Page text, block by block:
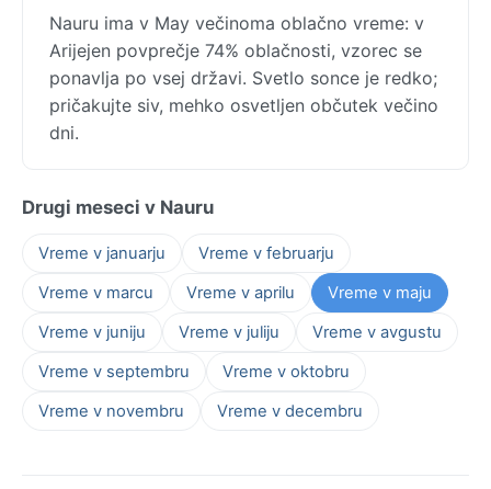
Nauru ima v May večinoma oblačno vreme: v
Arijejen povprečje 74% oblačnosti, vzorec se
ponavlja po vsej državi. Svetlo sonce je redko;
pričakujte siv, mehko osvetljen občutek večino
dni.
Drugi meseci v Nauru
Vreme v januarju
Vreme v februarju
Vreme v marcu
Vreme v aprilu
Vreme v maju
Vreme v juniju
Vreme v juliju
Vreme v avgustu
Vreme v septembru
Vreme v oktobru
Vreme v novembru
Vreme v decembru